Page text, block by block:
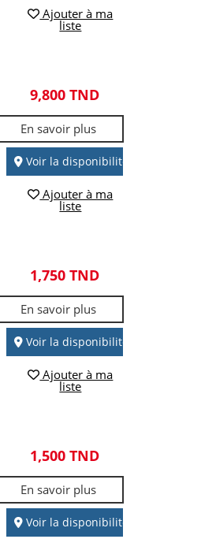
Ajouter à ma
liste
9,800 TND
En savoir plus
Voir la disponibilité
Ajouter à ma
liste
1,750 TND
En savoir plus
Voir la disponibilité
Ajouter à ma
liste
1,500 TND
En savoir plus
Voir la disponibilité